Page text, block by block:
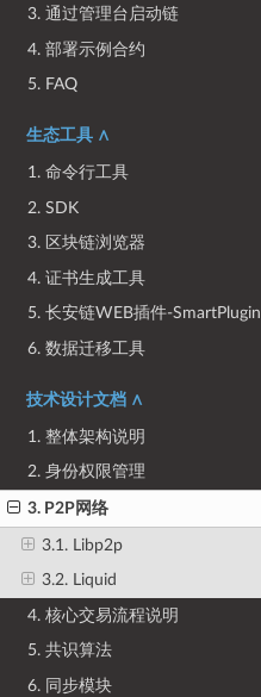
3. 通过管理台启动链
4. 部署示例合约
5. FAQ
生态工具 ∧
1. 命令行工具
2. SDK
3. 区块链浏览器
4. 证书生成工具
5. 长安链WEB插件-SmartPlugin
6. 数据迁移工具
技术设计文档 ∧
1. 整体架构说明
2. 身份权限管理
3. P2P网络
3.1. Libp2p
3.2. Liquid
4. 核心交易流程说明
5. 共识算法
6. 同步模块